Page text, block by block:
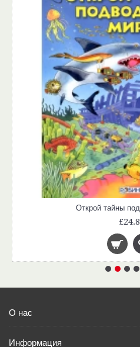
Открой тайны
О нас
Информация